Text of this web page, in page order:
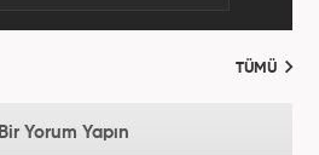
TÜMÜ
Bir Yorum Yapın